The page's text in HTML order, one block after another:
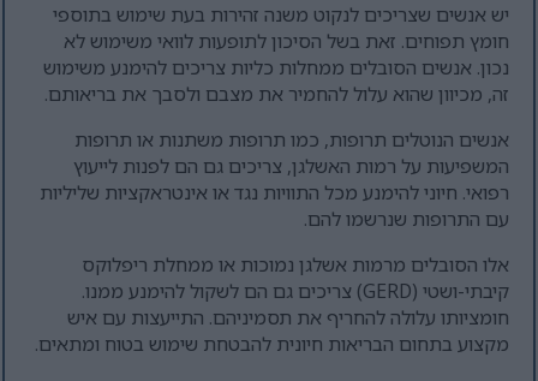
יש אנשים שצריכים לנקוט משנה זהירות בעת שימוש בתוספי
חומץ תפוחים. זאת בשל הסיכון לתופעות לוואי משימוש לא
נכון. אנשים הסובלים ממחלות כליות צריכים להימנע משימוש
זה, מכיוון שהוא עלול להחמיר את מצבם ולסבך את בריאותם.
אנשים הנוטלים תרופות, כמו תרופות משתנות או תרופות
המשפיעות על רמות האשלגן, צריכים גם הם לפנות לייעוץ
רפואי. חיוני להימנע מכל התוויות נגד או אינטראקציות שליליות
עם התרופות שנרשמו להם.
אלו הסובלים מרמות אשלגן נמוכות או ממחלת ריפלוקס
קיבתי-ושטי (GERD) צריכים גם הם לשקול להימנע ממנו.
חומציותו עלולה להחריף את תסמיניהם. התייעצות עם איש
מקצוע בתחום הבריאות חיונית להבטחת שימוש בטוח ומתאים.